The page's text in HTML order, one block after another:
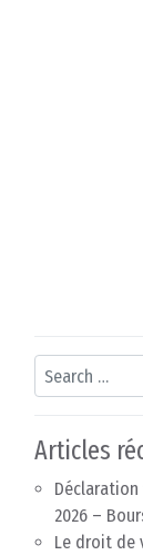
Search
Articles
Déclaration
2026 –
Le droit de